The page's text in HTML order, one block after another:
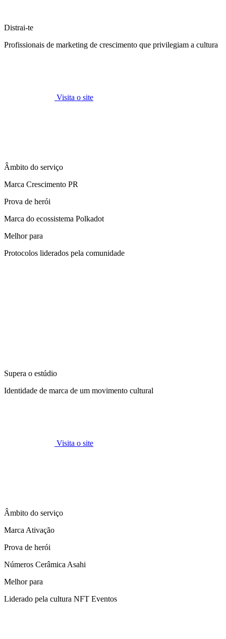
Distrai-te
Profissionais de marketing de crescimento que privilegiam a cultura
Visita o site
Âmbito do serviço
Marca Crescimento PR
Prova de herói
Marca do ecossistema Polkadot
Melhor para
Protocolos liderados pela comunidade
Supera o estúdio
Identidade de marca de um movimento cultural
Visita o site
Âmbito do serviço
Marca Ativação
Prova de herói
Números Cerâmica Asahi
Melhor para
Liderado pela cultura NFT Eventos